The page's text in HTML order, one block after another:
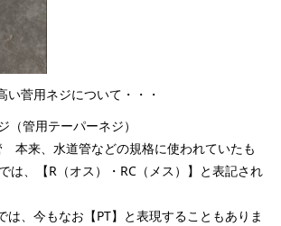
い菅用ネジについて・・・
管用テーパーネジ）
本来、水道管などの規格に使われていたも
は、【R（オス）・RC（メス）】と表記され
は、今もなお【PT】と表現することもありま